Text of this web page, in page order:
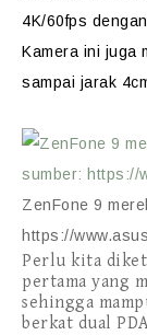
4K/60fps
Kamera ini juga
sampai jarak
ZenFone 9
https://
Perlu kita
pertama yang
sehingga
berkat dual